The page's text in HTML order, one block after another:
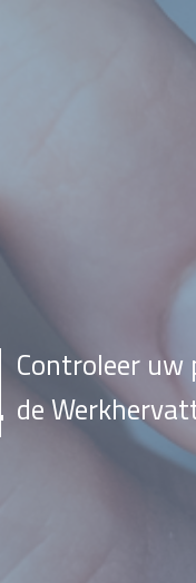
Controleer
de